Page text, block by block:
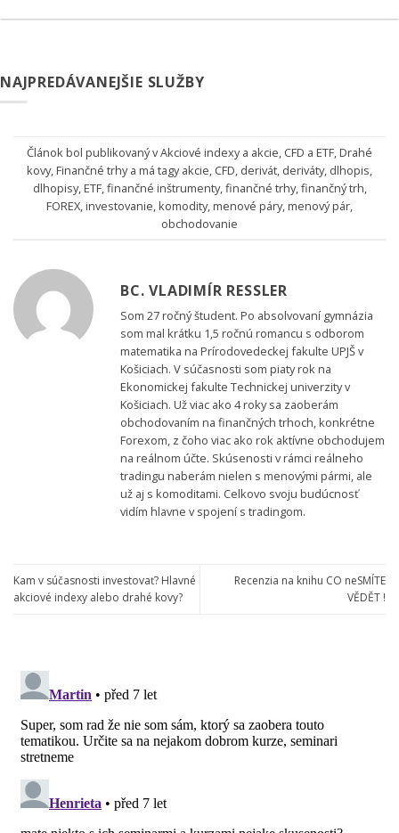
NAJPREDÁVANEJŠIE SLUŽBY
Článok bol publikovaný vAkciové indexy a akcie CFD a ETF Drahé
kovy, Finančné trhya má tagyakcie CFD derivát deriváty, dlhopis
dlhopisy, ETF, finančné inštrumenty, finančné trhy, finančný trh
FOREX investovanie komodity, menové páry, menový pár
obchodovanie
BC. VLADIMÍR RESSLER
Som 27 ročný študent. Po absolvovaní gymnázia
som mal krátku 1,5 ročnú romancu s odborom
matematika na Prírodovedeckej fakulte UPJŠ v
Košiciach. V súčasnosti som piaty rok na
Ekonomickej fakulte Technickej univerzity v
Košiciach. Už viac ako 4 roky sa zaoberám
obchodovaním na finančných trhoch, konkrétne
Forexom, z čoho viac ako rok aktívne obchodujem
na reálnom účte. Skúsenosti v rámci reálneho
tradingu naberám nielen s menovými pármi, ale
už aj s komoditami. Celkovo svoju budúcnosť
vidím hlavne v spojení s tradingom.
Kam v súčasnosti investovať? Hlavné
akciové indexy alebo drahé kovy?
Recenzia na knihu CO neSMÍTE
VĚDĚT !